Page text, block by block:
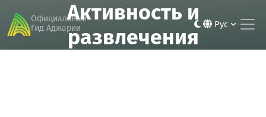
Официальный
Гид Аджарии
Рус
Активность и
развлечения
Активность и развлечения